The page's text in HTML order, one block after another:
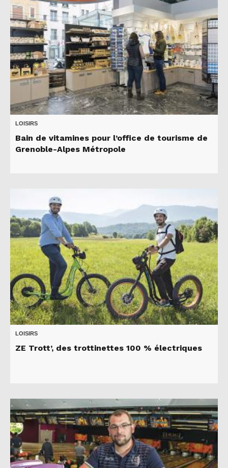
LOISIRS
Bain de vitamines pour l’office de tourisme de
Grenoble-Alpes Métropole
LOISIRS
ZE Trott’, des trottinettes 100 % électriques